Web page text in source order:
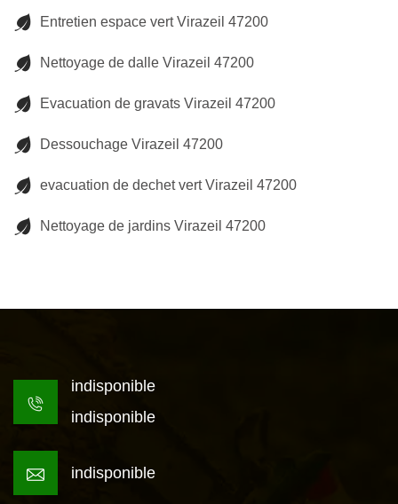
Entretien espace vert Virazeil 47200
Nettoyage de dalle Virazeil 47200
Evacuation de gravats Virazeil 47200
Dessouchage Virazeil 47200
evacuation de dechet vert Virazeil 47200
Nettoyage de jardins Virazeil 47200
indisponible
indisponible
indisponible